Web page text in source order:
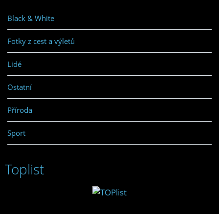
Black & White
Fotky z cest a výletů
Lidé
Ostatní
Příroda
Sport
Toplist